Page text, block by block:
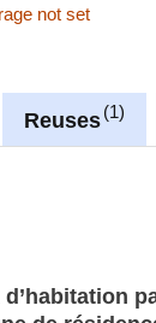
not set
Reuses 1